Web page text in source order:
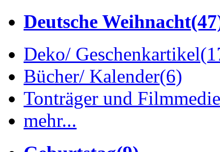
Deutsche Weihnacht
Deko/ Geschenkartikel
Bücher/ Kalender(6)
Tonträger und
mehr...